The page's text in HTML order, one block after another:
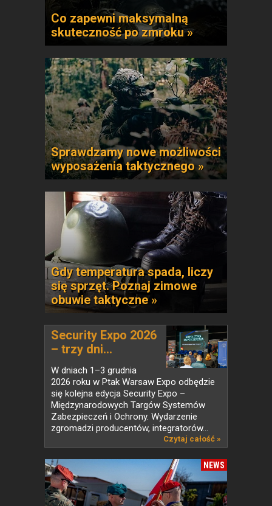
Co zapewni maksymalną
skuteczność po zmroku »
Sprawdzamy nowe możliwości
wyposażenia taktycznego »
Gdy temperatura spada, liczy
się sprzęt. Poznaj zimowe
obuwie taktyczne »
Security Expo 2026
– trzy dni...
W dniach 1–3 grudnia
2026 roku w Ptak Warsaw Expo odbędzie
się kolejna edycja Security Expo –
Międzynarodowych Targów Systemów
Zabezpieczeń i Ochrony. Wydarzenie
zgromadzi producentów, integratorów...
Czytaj całość »
NEWS